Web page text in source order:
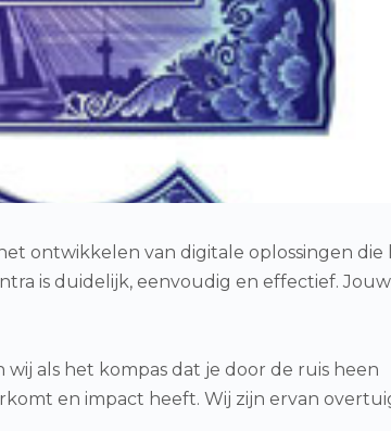
ontwikkelen van digitale oplossingen die
is duidelijk, eenvoudig en effectief. Jouw
als het kompas dat je door de ruis heen
en impact heeft. Wij zijn ervan